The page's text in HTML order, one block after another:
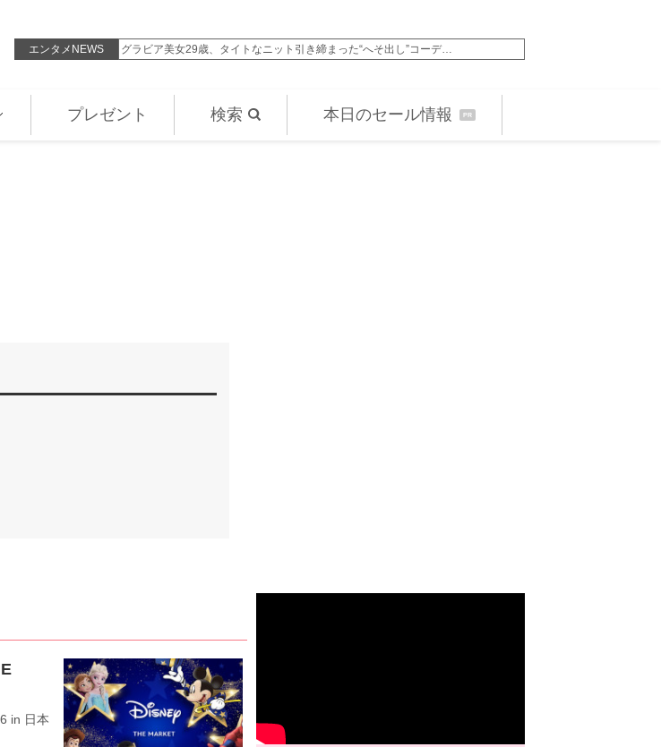
エンタメNEWS
… グラビア美女29歳、タイトなニット引き締まった“へそ出し”コーデ…
プレゼント 検索 本日のセール情報 PR
in 日本